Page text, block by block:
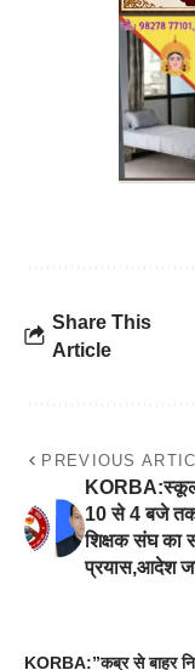
Share This
Article
PREVIOUS
10 से 4 बजे
शिक्षक संघ का
प्रयास,आदेश
KORBA:”कब्र से बाहर